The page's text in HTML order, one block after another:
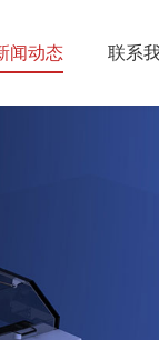
闻动态 联系